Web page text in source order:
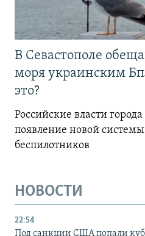
В Севастополе
моря украинским
это?
Российские власти
появление новой
беспилотников
НОВОСТИ
22:54
Под санкции США попали